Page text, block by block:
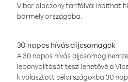
Viber alacsony tarifáival indíthat
bármely országába.
30 napos hívás díjcsomagok
A 30 napos hívás díjcsomag
lebonyolítását teszi lehetővé a
kiválasztott célországokba 30